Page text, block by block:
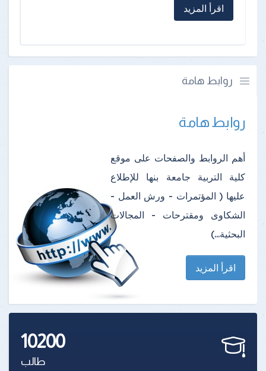
اقرأ المزيد
روابط هامة
روابط هامة
أهم الروابط والصفحات على موقع
كلية التربية جامعة بنها للإطلاع
عليها ( المؤتمرات - ورش العمل -
الشكاوى ومقترحات - المجالات
البحثية...)
اقرأ المزيد
10200
طالب